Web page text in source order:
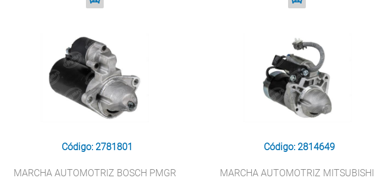
Código: 2781801
MARCHA AUTOMOTRIZ BOSCH PMGR
Código: 2814649
MARCHA AUTOMOTRIZ MITSUBISHI